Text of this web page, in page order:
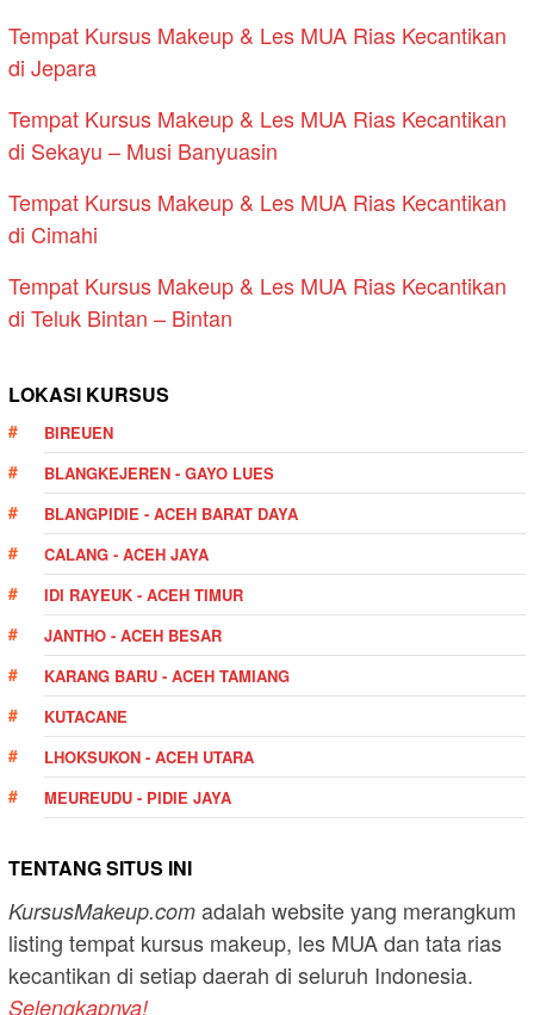
Tempat Kursus Makeup & Les MUA Rias Kecantikan
di Jepara
Tempat Kursus Makeup & Les MUA Rias Kecantikan
di Sekayu – Musi Banyuasin
Tempat Kursus Makeup & Les MUA Rias Kecantikan
di Cimahi
Tempat Kursus Makeup & Les MUA Rias Kecantikan
di Teluk Bintan – Bintan
LOKASI KURSUS
BIREUEN
BLANGKEJEREN - GAYO LUES
BLANGPIDIE - ACEH BARAT DAYA
CALANG - ACEH JAYA
IDI RAYEUK - ACEH TIMUR
JANTHO - ACEH BESAR
KARANG BARU - ACEH TAMIANG
KUTACANE
LHOKSUKON - ACEH UTARA
MEUREUDU - PIDIE JAYA
TENTANG SITUS INI
KursusMakeup.com adalah website yang merangkum
listing tempat kursus makeup, les MUA dan tata rias
kecantikan di setiap daerah di seluruh Indonesia.
Selengkapnya!